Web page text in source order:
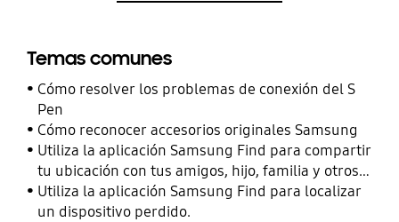
Temas comunes
Cómo resolver los problemas de conexión del S
Pen
Cómo reconocer accesorios originales Samsung
Utiliza la aplicación Samsung Find para compartir
tu ubicación con tus amigos, hijo, familia y otros
contactos
Utiliza la aplicación Samsung Find para localizar
un dispositivo perdido.